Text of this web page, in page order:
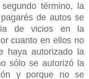
término, la
de autos se
de vicios en la
cuanto en ellos no
haya autorizado la
sólo se autorizó la
y porque no se